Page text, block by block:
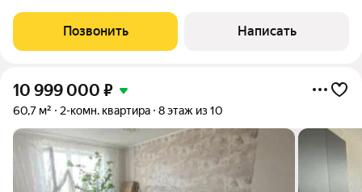
раздельный сан.узел., общая площадь квартиры 49,7кв.м (по
Позвонить Написать
10 999 000 ₽
60,7 м² 2-комн. квартира 8 этаж из 10